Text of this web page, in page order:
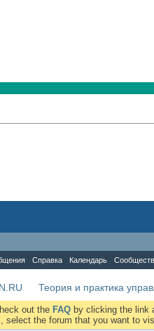
Справка Календарь
Теория и практика
out the FAQ by clicking the link
select the forum that you want to